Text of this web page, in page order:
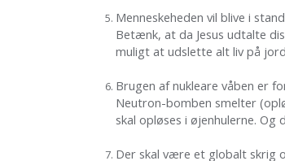
Menneskeheden vil blive i
Betænk, at da Jesus udtalte
muligt at udslette alt liv på
Brugen af nukleare våben er
Neutron-bomben smelter
skal opløses i øjenhulerne.
Der skal være et globalt skrig